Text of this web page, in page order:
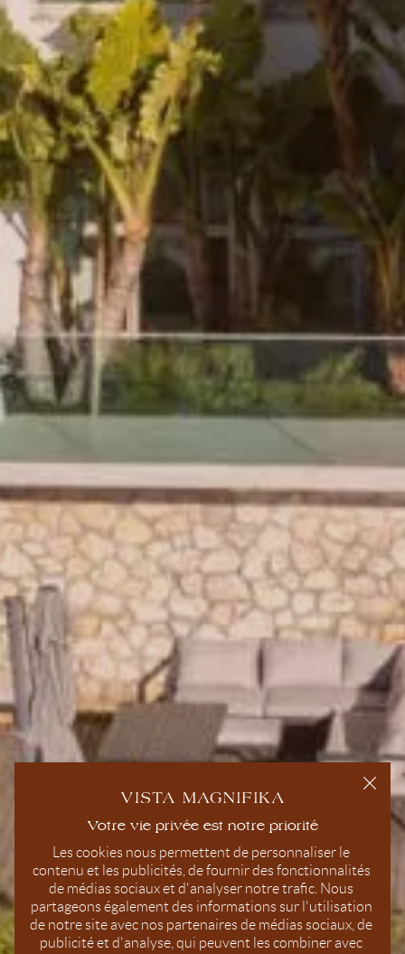
Les cookies nous permettent de personnaliser le
contenu et les publicités, de fournir des fonctionnalités
de médias sociaux et d'analyser notre trafic. Nous
partageons également des informations sur l'utilisation
de notre site avec nos partenaires de médias sociaux, de
publicité et d'analyse, qui peuvent les combiner avec